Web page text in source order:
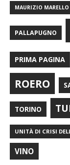
MAURIZIO MARELLO
PALLAPUGNO
PRIMA PAGINA
ROERO
TORINO
UNITÀ DI CRISI
VINO